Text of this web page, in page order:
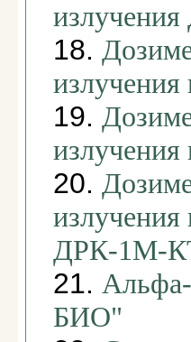
18.
19.
20.
ДРК-1М-
21.
БИО"